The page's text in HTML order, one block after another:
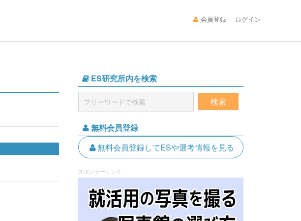
会員登録 ログイン
ES研究所内を検索
無料会員登録
無料会員登録してESや選考情報を見る
スポンサーリンク